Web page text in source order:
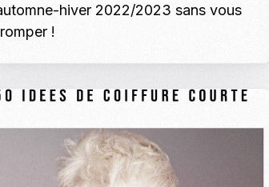
hiver 2022/2023 sans vous
!